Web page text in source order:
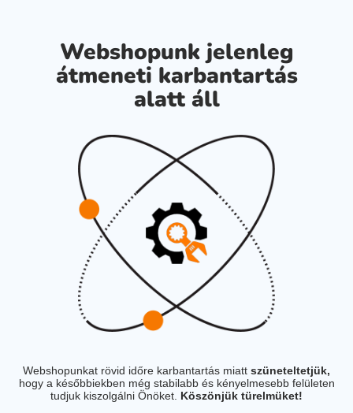
Webshopunk jelenleg
átmeneti karbantartás
alatt áll
Webshopunkat rövid időre karbantartás miatt szüneteltetjük,
hogy a későbbiekben még stabilabb és kényelmesebb felületen
tudjuk kiszolgálni Önöket. Köszönjük türelmüket!